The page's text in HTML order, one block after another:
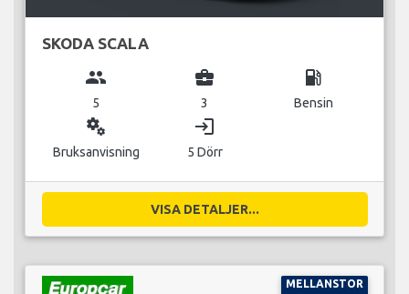
SKODA SCALA
group
5
business_center
3
local_gas_station
Bensin
miscellaneous_services
Bruksanvisning
login
5 Dörr
VISA DETALJER...
MELLANSTOR